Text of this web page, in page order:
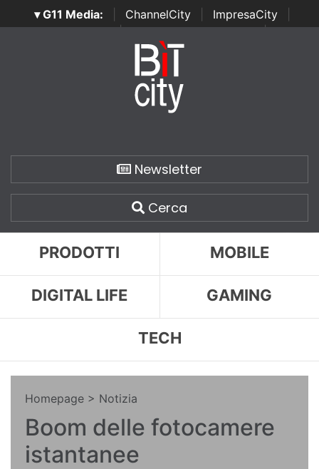
▾ G11 Media: ChannelCity ImpresaCity
SecurityOpenLab | Italian Channel Awards | Italian
Italian Security Awards
Newsletter
Cerca
PRODOTTI MOBILE
DIGITAL LIFE GAMING
TECH
Homepage > Notizia
Boom delle fotocamere
istantanee